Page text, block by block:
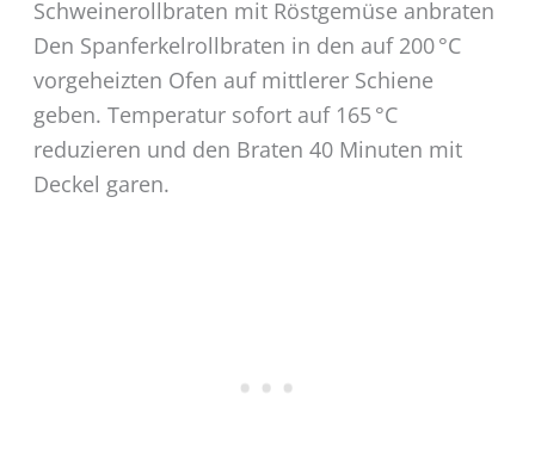
Schweinerollbraten mit Röstgemüse anbraten
Den Spanferkelrollbraten in den auf 200 °C
vorgeheizten Ofen auf mittlerer Schiene
geben. Temperatur sofort auf 165 °C
reduzieren und den Braten 40 Minuten mit
Deckel garen.